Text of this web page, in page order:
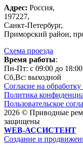
Адрес: Россия,
197227,
Санкт-Петербург,
Приморский район,
Схема проезда
Время работы:
Пн-Пт: c 09:00 до 18:00
Сб,Вc: выходной
Согласие на
Политика
Пользовательское
2026 © Приводные
защищены
WEB-АССИСТЕНТ
Создание и